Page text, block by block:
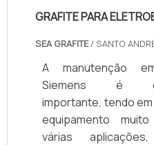
GRAFITE PARA
SEA GRAFITE/ SANTO
A manutenção
Siemens é
importante, tendo
equipamento
várias